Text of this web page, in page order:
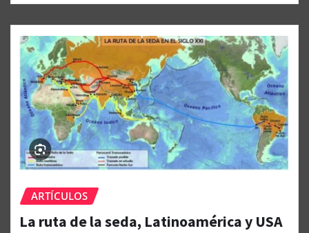
ARTÍCULOS
La ruta de la seda, Latinoamérica y USA